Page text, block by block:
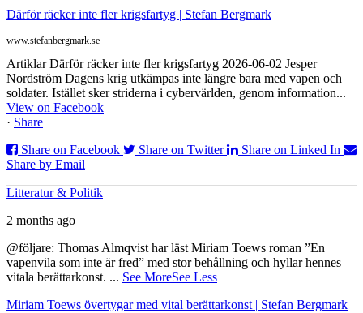
Därför räcker inte fler krigsfartyg | Stefan Bergmark
www.stefanbergmark.se
Artiklar Därför räcker inte fler krigsfartyg 2026-06-02 Jesper
Nordström Dagens krig utkämpas inte längre bara med vapen och
soldater. Istället sker striderna i cybervärlden, genom information...
View on Facebook
· Share
Share on Facebook
Share on Twitter
Share on Linked In
Share by Email
Litteratur & Politik
2 months ago
@följare: Thomas Almqvist har läst Miriam Toews roman ”En
vapenvila som inte är fred” med stor behållning och hyllar hennes
vitala berättarkonst. ... See MoreSee Less
Miriam Toews övertygar med vital berättarkonst | Stefan Bergmark